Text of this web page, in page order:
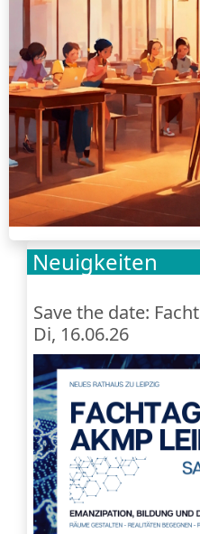
Neuigkeiten
Save the date:
Di, 16.06.26